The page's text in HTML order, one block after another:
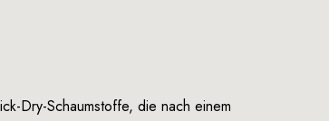
Dry-Schaumstoffe, die nach einem